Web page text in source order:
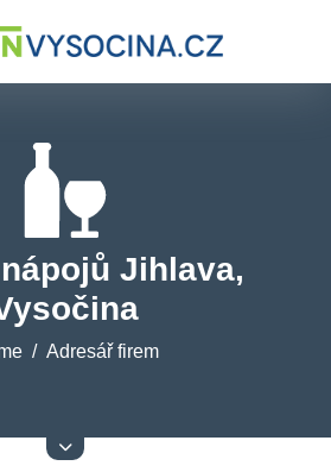
Jihlava,
Adresář firem